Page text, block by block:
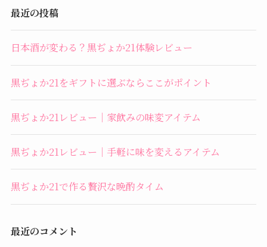
最近の投稿
日本酒が変わる？黒ぢょか21体験レビュー
黒ぢょか21をギフトに選ぶならここがポイント
黒ぢょか21レビュー｜家飲みの味変アイテム
黒ぢょか21レビュー｜手軽に味を変えるアイテム
黒ぢょか21で作る贅沢な晩酌タイム
最近のコメント